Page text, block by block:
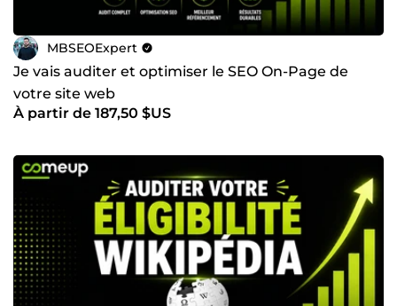
MBSEOExpert
Je vais auditer et optimiser le SEO On-Page de
votre site web
À partir de 187,50 $US